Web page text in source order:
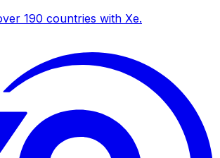
190 countries with Xe.